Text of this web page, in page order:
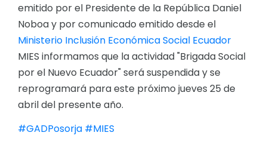
PRESUPUESTO: EJECUCIÓN Y REPORTES
Cédulas presupuestarias y balances
Procesos de contratación
Ejecución Presupuestaria
Obras y proyectos
emitido por el Presidente de la República Daniel
Noboa y por comunicado emitido desde el
Ministerio Inclusión Económica Social Ecuador
MIES informamos que la actividad "Brigada Social
por el Nuevo Ecuador" será suspendida y se
reprogramará para este próximo jueves 25 de
abril del presente año.
#GADPosorja #MIES